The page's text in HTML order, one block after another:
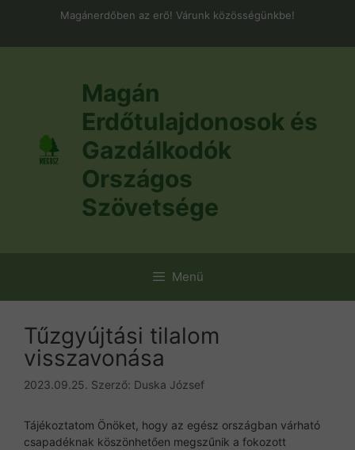
Magánerdőben az erő! Várunk közösségünkbe!
Magán
Erdőtulajdonosok és
Gazdálkodók
Országos
Szövetsége
Menü
Tűzgyújtási tilalom
visszavonása
2023.09.25. Szerző: Duska József
Tájékoztatom Önöket, hogy az egész országban várható
csapadéknak köszönhetően megszűnik a fokozott